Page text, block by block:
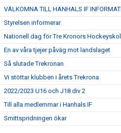
VÄLKOMNA TILL HANHALS IF
Styrelsen informerar
Nationell dag för Tre Kronors
En av våra tjejer påväg mot landslaget
Så slutade Trekronan
Vi stöttar klubben i årets Trekrona
2022/2023 U16 och J18 div 2
Till alla medlemmar i Hanhals IF
Smittspridningen ökar